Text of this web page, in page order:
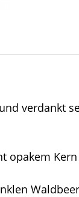
verdankt
opakem